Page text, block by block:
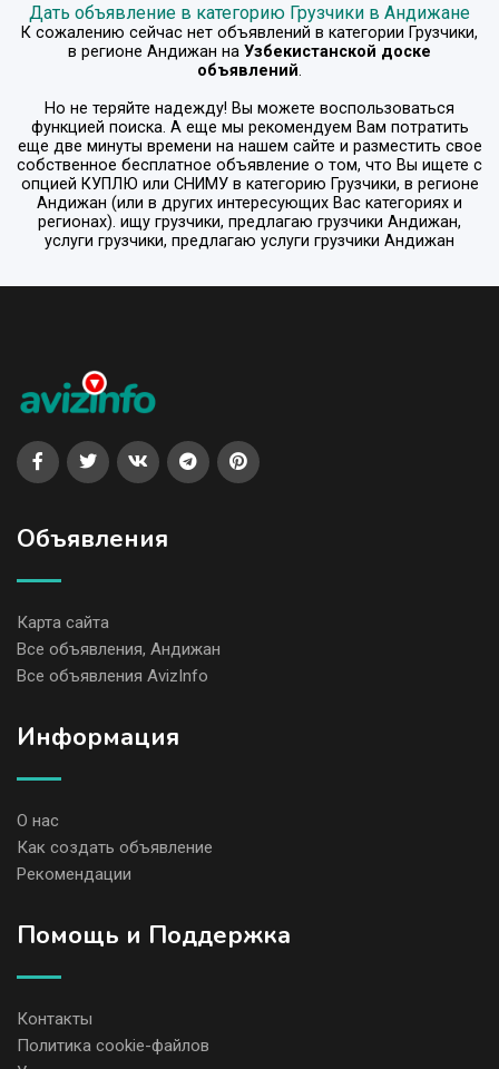
Дать объявление в категорию Грузчики в Андижане
К сожалению сейчас нет объявлений в категории Грузчики,
в регионе Андижан на Узбекистанской доске
объявлений.
Но не теряйте надежду! Вы можете воспользоваться
функцией поиска. А еще мы рекомендуем Вам потратить
еще две минуты времени на нашем сайте и разместить свое
собственное бесплатное объявление о том, что Вы ищете с
опцией КУПЛЮ или СНИМУв категорию Грузчики, в регионе
Андижан (или в других интересующих Вас категориях и
регионах). ищу грузчики, предлагаю грузчики Андижан,
услуги грузчики, предлагаю услуги грузчики Андижан
Объявления
Карта сайта
Все объявления, Андижан
Все объявления AvizInfo
Информация
О нас
Как создать объявление
Рекомендации
Помощь и Поддержка
Контакты
Политика cookie-файлов